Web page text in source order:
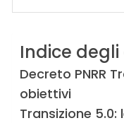
Indice
Decreto PNRR
obiettivi
Transizione